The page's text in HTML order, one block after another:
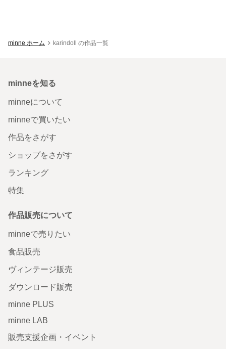
minne ホーム karindoll の作品一覧
minneを知る
minneについて
minneで買いたい
作品をさがす
ショップをさがす
ランキング
特集
作品販売について
minneで売りたい
食品販売
ヴィンテージ販売
ダウンロード販売
minne PLUS
minne LAB
販売支援企画・イベント